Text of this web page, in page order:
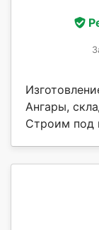
Ангары,
Строим под